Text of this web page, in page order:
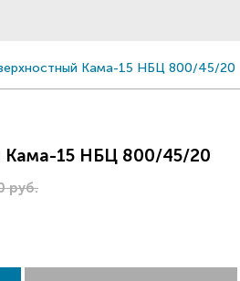
Кама-15 НБЦ 800/45/20
Кама-15 НБЦ 800/45/20
руб.